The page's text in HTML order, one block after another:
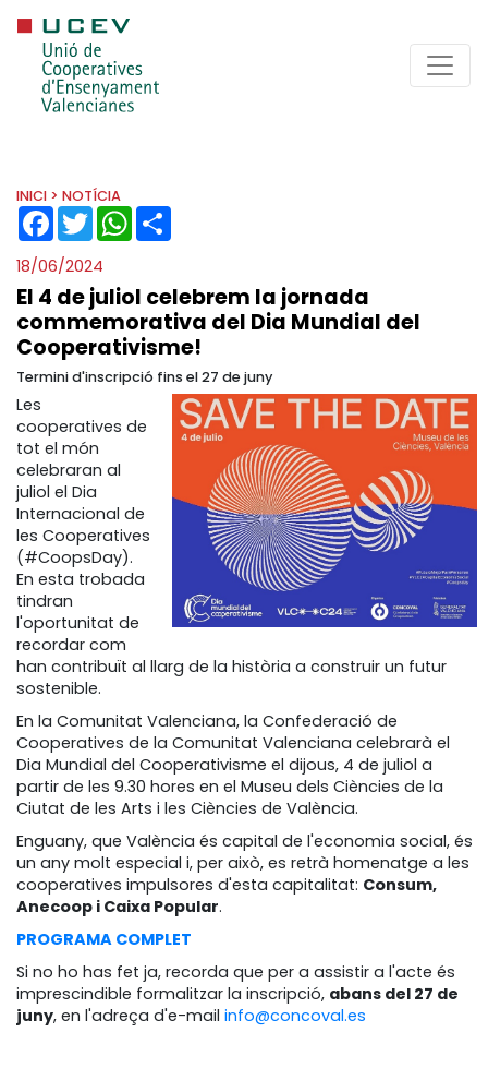
INICI > NOTÍCIA
FACEBOOK
TWITTERWHATSAPP
18/06/2024
El 4 de juliol celebrem la jornada
commemorativa del Dia Mundial del
Cooperativisme!
Termini d'inscripció fins el 27 de juny
Les
cooperatives de
tot el món
celebraran al
juliol el Dia
Internacional de
les Cooperatives
(#CoopsDay).
En esta trobada
tindran
l'oportunitat de
recordar com
han contribuït al llarg de la història a construir un futur
sostenible.
En la Comunitat Valenciana, la Confederació de
Cooperatives de la Comunitat Valenciana celebrarà el
Dia Mundial del Cooperativisme el dijous, 4 de juliol a
partir de les 9.30 hores en el Museu dels Ciències de la
Ciutat de les Arts i les Ciències de València.
Enguany, que València és capital de l'economia social, és
un any molt especial i, per això, es retrà homenatge a les
cooperatives impulsores d'esta capitalitat: Consum,
Anecoop i Caixa Popular.
PROGRAMA COMPLET
Si no ho has fet ja, recorda que per a assistir a l'acte és
imprescindible formalitzar la inscripció, abans del 27 de
juny, en l'adreça d'e-mail info@concoval.es